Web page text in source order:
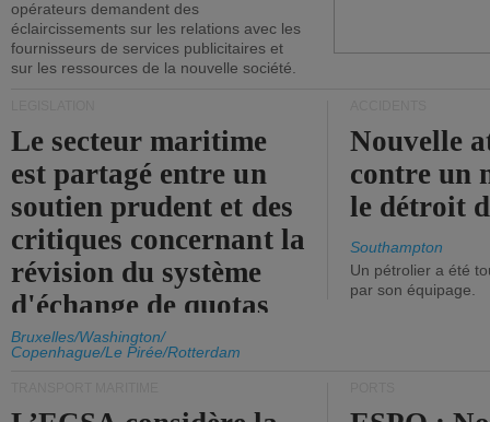
opérateurs demandent des
éclaircissements sur les relations avec les
fournisseurs de services publicitaires et
sur les ressources de la nouvelle société.
Le secteur maritime
est partagé entre un
soutien prudent et des
critiques concernant la
révision du système
d'échange de quotas
d'émission de l'UE.
Bruxelles/Washington/
Copenhague/Le Pirée/Rotterdam
Nouvelle
contre un
le détroit
Southampton
Un pétrolier a été
par son équipage.